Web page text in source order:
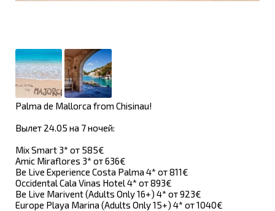
Palma de Mallorca from Chisinau!
Вылет 24.05 на 7 ночей:
Mix Smart 3* от 585€
Amic Miraflores 3* от 636€
Be Live Experience Costa Palma 4* от 811€
Occidental Cala Vinas Hotel 4* от 893€
Be Live Marivent (Adults Only 16+) 4* от 923€
Europe Playa Marina (Adults Only 15+) 4* от 1040€